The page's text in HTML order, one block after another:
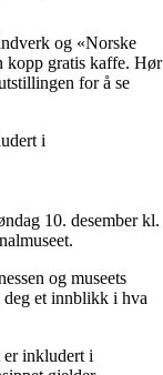
og «Norske
kopp gratis kaffe. Hør
for å se
i
10. desember kl.
og museets
deg et innblikk i hva
inkludert i